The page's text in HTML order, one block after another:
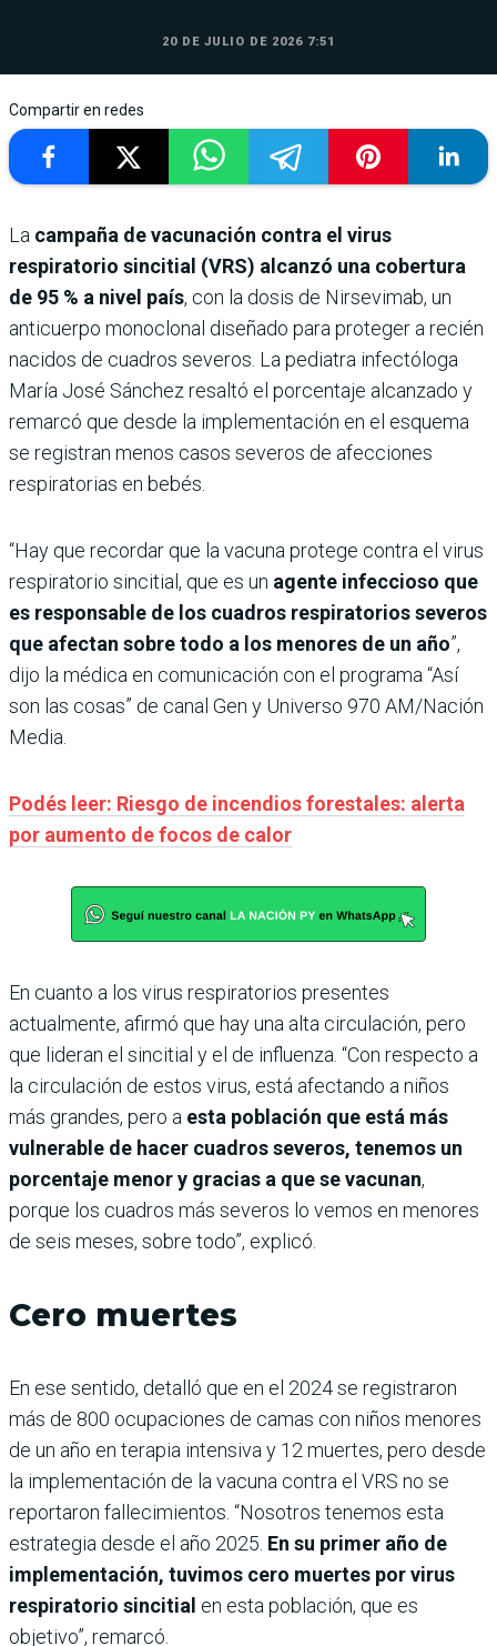
20 DE JULIO DE 2026 7:51
Compartir en redes
La campaña de vacunación contra el virus
respiratorio sincitial (VRS) alcanzó una cobertura
de 95 % a nivel país, con la dosis de Nirsevimab, un
anticuerpo monoclonal diseñado para proteger a recién
nacidos de cuadros severos. La pediatra infectóloga
María José Sánchez resaltó el porcentaje alcanzado y
remarcó que desde la implementación en el esquema
se registran menos casos severos de afecciones
respiratorias en bebés.
“Hay que recordar que la vacuna protege contra el virus
respiratorio sincitial, que es un agente infeccioso que
es responsable de los cuadros respiratorios severos
que afectan sobre todo a los menores de un año”,
dijo la médica en comunicación con el programa “Así
son las cosas” de canal Gen y Universo 970 AM/Nación
Media.
Podés leer: Riesgo de incendios forestales: alerta
por aumento de focos de calor
En cuanto a los virus respiratorios presentes
actualmente, afirmó que hay una alta circulación, pero
que lideran el sincitial y el de influenza. “Con respecto a
la circulación de estos virus, está afectando a niños
más grandes, pero a esta población que está más
vulnerable de hacer cuadros severos, tenemos un
porcentaje menor y gracias a que se vacunan,
porque los cuadros más severos lo vemos en menores
de seis meses, sobre todo”, explicó.
Cero muertes
En ese sentido, detalló que en el 2024 se registraron
más de 800 ocupaciones de camas con niños menores
de un año en terapia intensiva y 12 muertes, pero desde
la implementación de la vacuna contra el VRS no se
reportaron fallecimientos. “Nosotros tenemos esta
estrategia desde el año 2025. En su primer año de
implementación, tuvimos cero muertes por virus
respiratorio sincitial en esta población, que es
objetivo”, remarcó.